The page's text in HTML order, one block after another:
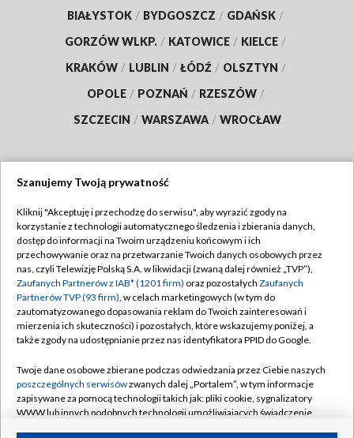
BIAŁYSTOK / BYDGOSZCZ / GDAŃSK /
GORZÓW WLKP. / KATOWICE / KIELCE /
KRAKÓW / LUBLIN / ŁÓDŹ / OLSZTYN /
OPOLE / POZNAŃ / RZESZÓW /
SZCZECIN / WARSZAWA / WROCŁAW
TVP
Abonament TVP
Emisja w TVP
Centrum informacji TVP
Naziemna Telewizja Cyfrowa
Rada Programowa
System NOS
Informacje o nadawcy
Regulamin TVP
Polityka prywatności
Moje zgody
Pomoc
Kontakt
Szanujemy Twoją prywatność
Kliknij "Akceptuję i przechodzę do serwisu", aby wyrazić zgody na
korzystanie z technologii automatycznego śledzenia i zbierania danych,
dostęp do informacji na Twoim urządzeniu końcowym i ich
przechowywanie oraz na przetwarzanie Twoich danych osobowych przez
nas, czyli Telewizję Polską S.A. w likwidacji (zwaną dalej również „TVP”),
Zaufanych Partnerów z IAB* (1201 firm) oraz pozostałych Zaufanych
Partnerów TVP (93 firm), w celach marketingowych (w tym do
zautomatyzowanego dopasowania reklam do Twoich zainteresowań i
mierzenia ich skuteczności) i pozostałych, które wskazujemy poniżej, a
także zgody na udostępnianie przez nas identyfikatora PPID do Google.
Twoje dane osobowe zbierane podczas odwiedzania przez Ciebie naszych
poszczególnych serwisówzwanych dalej „Portalem”, w tym informacje
zapisywane za pomocą technologii takich jak: pliki cookie, sygnalizatory
WWW lub innych podobnych technologii umożliwiających świadczenie